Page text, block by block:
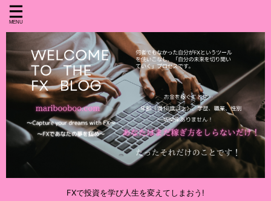
FXで投資を学び人生を変えてしまおう!